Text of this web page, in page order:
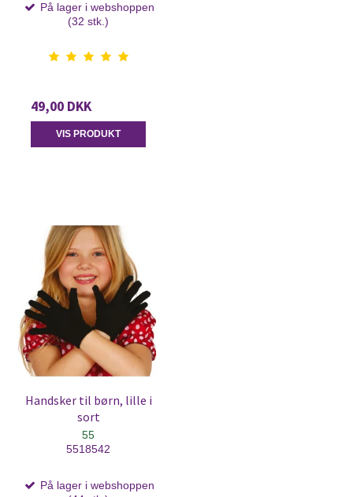
På lager i webshoppen
(32 stk.)
49,00 DKK
VIS PRODUKT
Handsker til børn, lille i
sort
55
5518542
På lager i webshoppen